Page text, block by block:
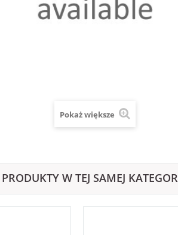
Pokaż większe
W TEJ SAMEJ